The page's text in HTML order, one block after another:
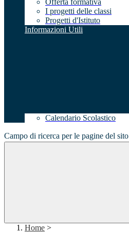
Offerta formativa
I progetti delle classi
Progetti d'Istituto
Informazioni Utili
Calendario Scolastico
Campo di ricerca per le pagine del sito
Home >